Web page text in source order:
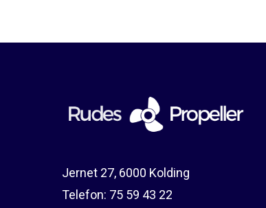
Jernet 27, 6000 Kolding
Telefon: 75 59 43 22